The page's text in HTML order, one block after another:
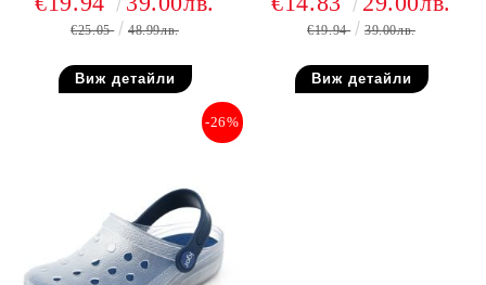
€25.05 48.99лв.
Виж детайли
€19.94 39.00лв.
Виж детайли
-26%